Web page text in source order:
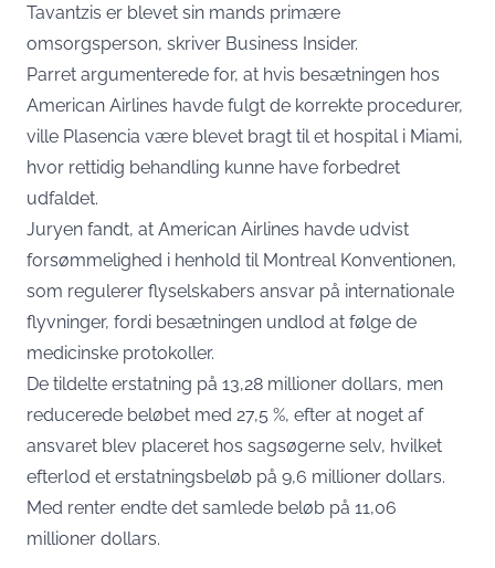
Tavantzis er blevet sin mands primære
omsorgsperson, skriver Business Insider.
Parret argumenterede for, at hvis besætningen hos
American Airlines havde fulgt de korrekte procedurer,
ville Plasencia være blevet bragt til et hospital i Miami,
hvor rettidig behandling kunne have forbedret
udfaldet.
Juryen fandt, at American Airlines havde udvist
forsømmelighed i henhold til Montreal Konventionen,
som regulerer flyselskabers ansvar på internationale
flyvninger, fordi besætningen undlod at følge de
medicinske protokoller.
De tildelte erstatning på 13,28 millioner dollars, men
reducerede beløbet med 27,5 %, efter at noget af
ansvaret blev placeret hos sagsøgerne selv, hvilket
efterlod et erstatningsbeløb på 9,6 millioner dollars.
Med renter endte det samlede beløb på 11,06
millioner dollars.